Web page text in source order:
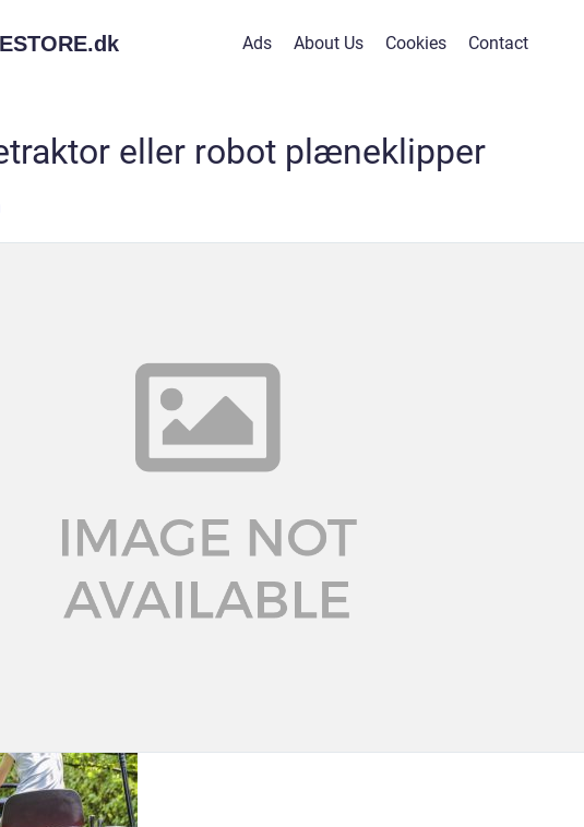
dk Ads About Us Cookies Contact
eller robot plæneklipper